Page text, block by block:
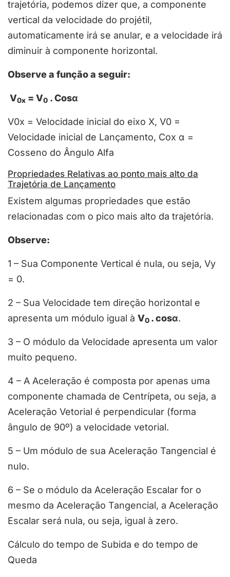
trajetória, podemos dizer que, a componente
vertical da velocidade do projétil,
automaticamente irá se anular, e a velocidade irá
diminuir à componente horizontal.
Observe a função a seguir:
V0x = V0 . Cosα
V0x = Velocidade inicial do eixo X, V0 =
Velocidade inicial de Lançamento, Cox α =
Cosseno do Ângulo Alfa
Propriedades Relativas ao ponto mais alto da
Trajetória de Lançamento
Existem algumas propriedades que estão
relacionadas com o pico mais alto da trajetória.
Observe:
1 – Sua Componente Vertical é nula, ou seja, Vy
= 0.
2 – Sua Velocidade tem direção horizontal e
apresenta um módulo igual à V0 . cosα.
3 – O módulo da Velocidade apresenta um valor
muito pequeno.
4 – A Aceleração é composta por apenas uma
componente chamada de Centrípeta, ou seja, a
Aceleração Vetorial é perpendicular (forma
ângulo de 90º) a velocidade vetorial.
5 – Um módulo de sua Aceleração Tangencial é
nulo.
6 – Se o módulo da Aceleração Escalar for o
mesmo da Aceleração Tangencial, a Aceleração
Escalar será nula, ou seja, igual à zero.
Cálculo do tempo de Subida e do tempo de
Queda